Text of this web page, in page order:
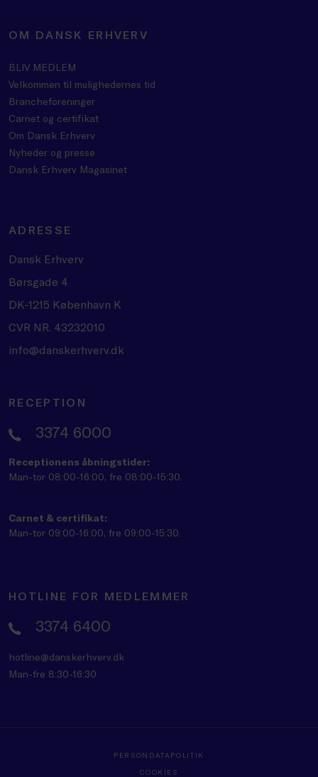
OM DANSK ERHVERV
BLIV MEDLEM
Velkommen til mulighedernes tid
Brancheforeninger
Carnet og certifikat
Om Dansk Erhverv
Nyheder og presse
Dansk Erhverv Magasinet
ADRESSE
Dansk Erhverv
Børsgade 4
DK-1215 København K
CVR NR. 43232010
info@danskerhverv.dk
RECEPTION
3374 6000
Receptionens åbningstider:
Man-tor 08:00-16:00, fre 08:00-15:30.
Carnet & certifikat:
Man-tor 09:00-16:00, fre 09:00-15:30.
HOTLINE FOR MEDLEMMER
3374 6400
hotline@danskerhverv.dk
Man-fre 8:30-16:30
PERSONDATAPOLITIK
COOKIES